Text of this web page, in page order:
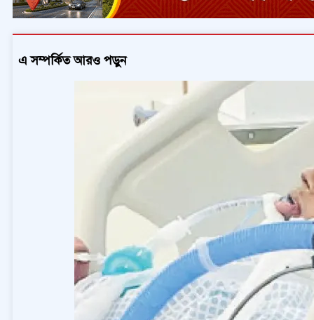
এ সম্পর্কিত আরও পড়ুন